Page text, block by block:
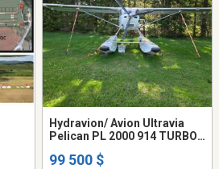
Hydravion/ Avion Ultravia
Pelican PL 2000 914 TURBO
99 500 $